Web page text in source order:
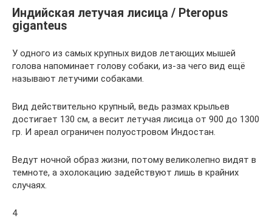
Индийская летучая лисица / Pteropus
giganteus
У одного из самых крупных видов летающих мышей
голова напоминает голову собаки, из-за чего вид ещё
называют летучими собаками.
Вид действительно крупный, ведь размах крыльев
достигает 130 см, а весит летучая лисица от 900 до 1300
гр. И ареал ограничен полуостровом Индостан.
Ведут ночной образ жизни, потому великолепно видят в
темноте, а эхолокацию задействуют лишь в крайних
случаях.
4